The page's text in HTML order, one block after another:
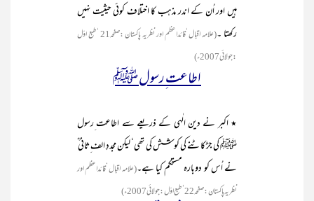
ہیں اور اُن کے اندر مذہب کا اختلاف کوئی حیثیت نہیں
رکھتا ۔
(علامہ اقبال ‘قائداعظم اور نظریہ پاکستان :صفحہ21 ‘طبع اوّل
:جولائی 2007ء )
اطاعت ِرسول ﷺ
٭ اکبر نے دین الٰہی کے ذریعے سے اطاعت ِرسول
ﷺ کی جڑ کاٹنے کی کوشش کی تھی‘ لیکن مجددِ الف ِثانی ؒ
نے اُس کو دوبارہ مستحکم کیا ہے۔(علامہ اقبال ‘قائداعظم اور
نظریہ پاکستان :صفحہ22 ‘طبع اوّل :جولائی 2007ء )